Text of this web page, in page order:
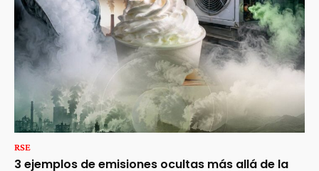
RSE
3 ejemplos de emisiones ocultas más allá de la